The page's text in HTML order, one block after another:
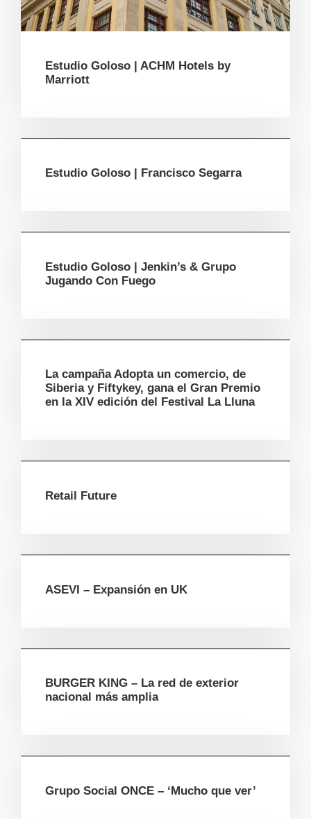
Estudio Goloso | ACHM Hotels by
Marriott
Estudio Goloso | Francisco Segarra
Estudio Goloso | Jenkin’s & Grupo
Jugando Con Fuego
La campaña Adopta un comercio, de
Siberia y Fiftykey, gana el Gran Premio
en la XIV edición del Festival La Lluna
Retail Future
ASEVI – Expansión en UK
BURGER KING – La red de exterior
nacional más amplia
Grupo Social ONCE – ‘Mucho que ver’